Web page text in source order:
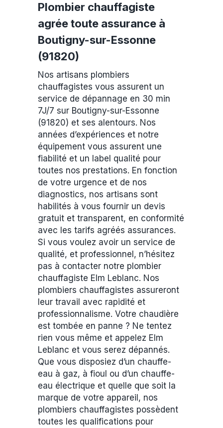
Plombier chauffagiste
agrée toute assurance à
Boutigny-sur-Essonne
(91820)
Nos artisans plombiers
chauffagistes vous assurent un
service de dépannage en 30 min
7J/7 sur Boutigny-sur-Essonne
(91820) et ses alentours. Nos
années d’expériences et notre
équipement vous assurent une
fiabilité et un label qualité pour
toutes nos prestations. En fonction
de votre urgence et de nos
diagnostics, nos artisans sont
habilités à vous fournir un devis
gratuit et transparent, en conformité
avec les tarifs agréés assurances.
Si vous voulez avoir un service de
qualité, et professionnel, n’hésitez
pas à contacter notre plombier
chauffagiste Elm Leblanc. Nos
plombiers chauffagistes assureront
leur travail avec rapidité et
professionnalisme. Votre chaudière
est tombée en panne ? Ne tentez
rien vous même et appelez Elm
Leblanc et vous serez dépannés.
Que vous disposiez d’un chauffe-
eau à gaz, à fioul ou d’un chauffe-
eau électrique et quelle que soit la
marque de votre appareil, nos
plombiers chauffagistes possèdent
toutes les qualifications pour